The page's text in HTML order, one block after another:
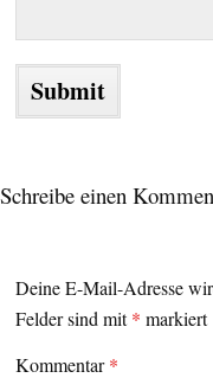
Schreibe einen
Deine E-Mail-Adresse
Felder sind mit* markiert
Kommentar*